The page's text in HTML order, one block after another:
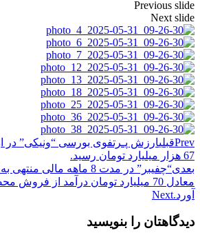
Previous slide
Next slide
Prevقبلی
67 هزار میلیارد تومان رسید.
بعدی
معادل 70 میلیارد تومان درآمد از
آورد.Next
دیدگاهتان را بنویسید